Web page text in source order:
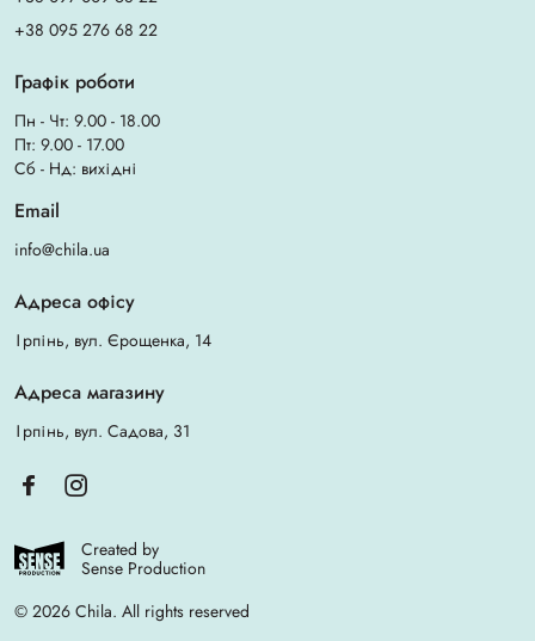
+38 095 276 68 22
Графік роботи
Пн - Чт: 9.00 - 18.00
Пт: 9.00 - 17.00
Сб - Нд: вихідні
Email
info@chila.ua
Адреса офісу
Ірпінь, вул. Єрощенка, 14
Адреса магазину
Ірпінь, вул. Садова, 31
Created by
Sense Production
© 2026 Chila. All rights reserved